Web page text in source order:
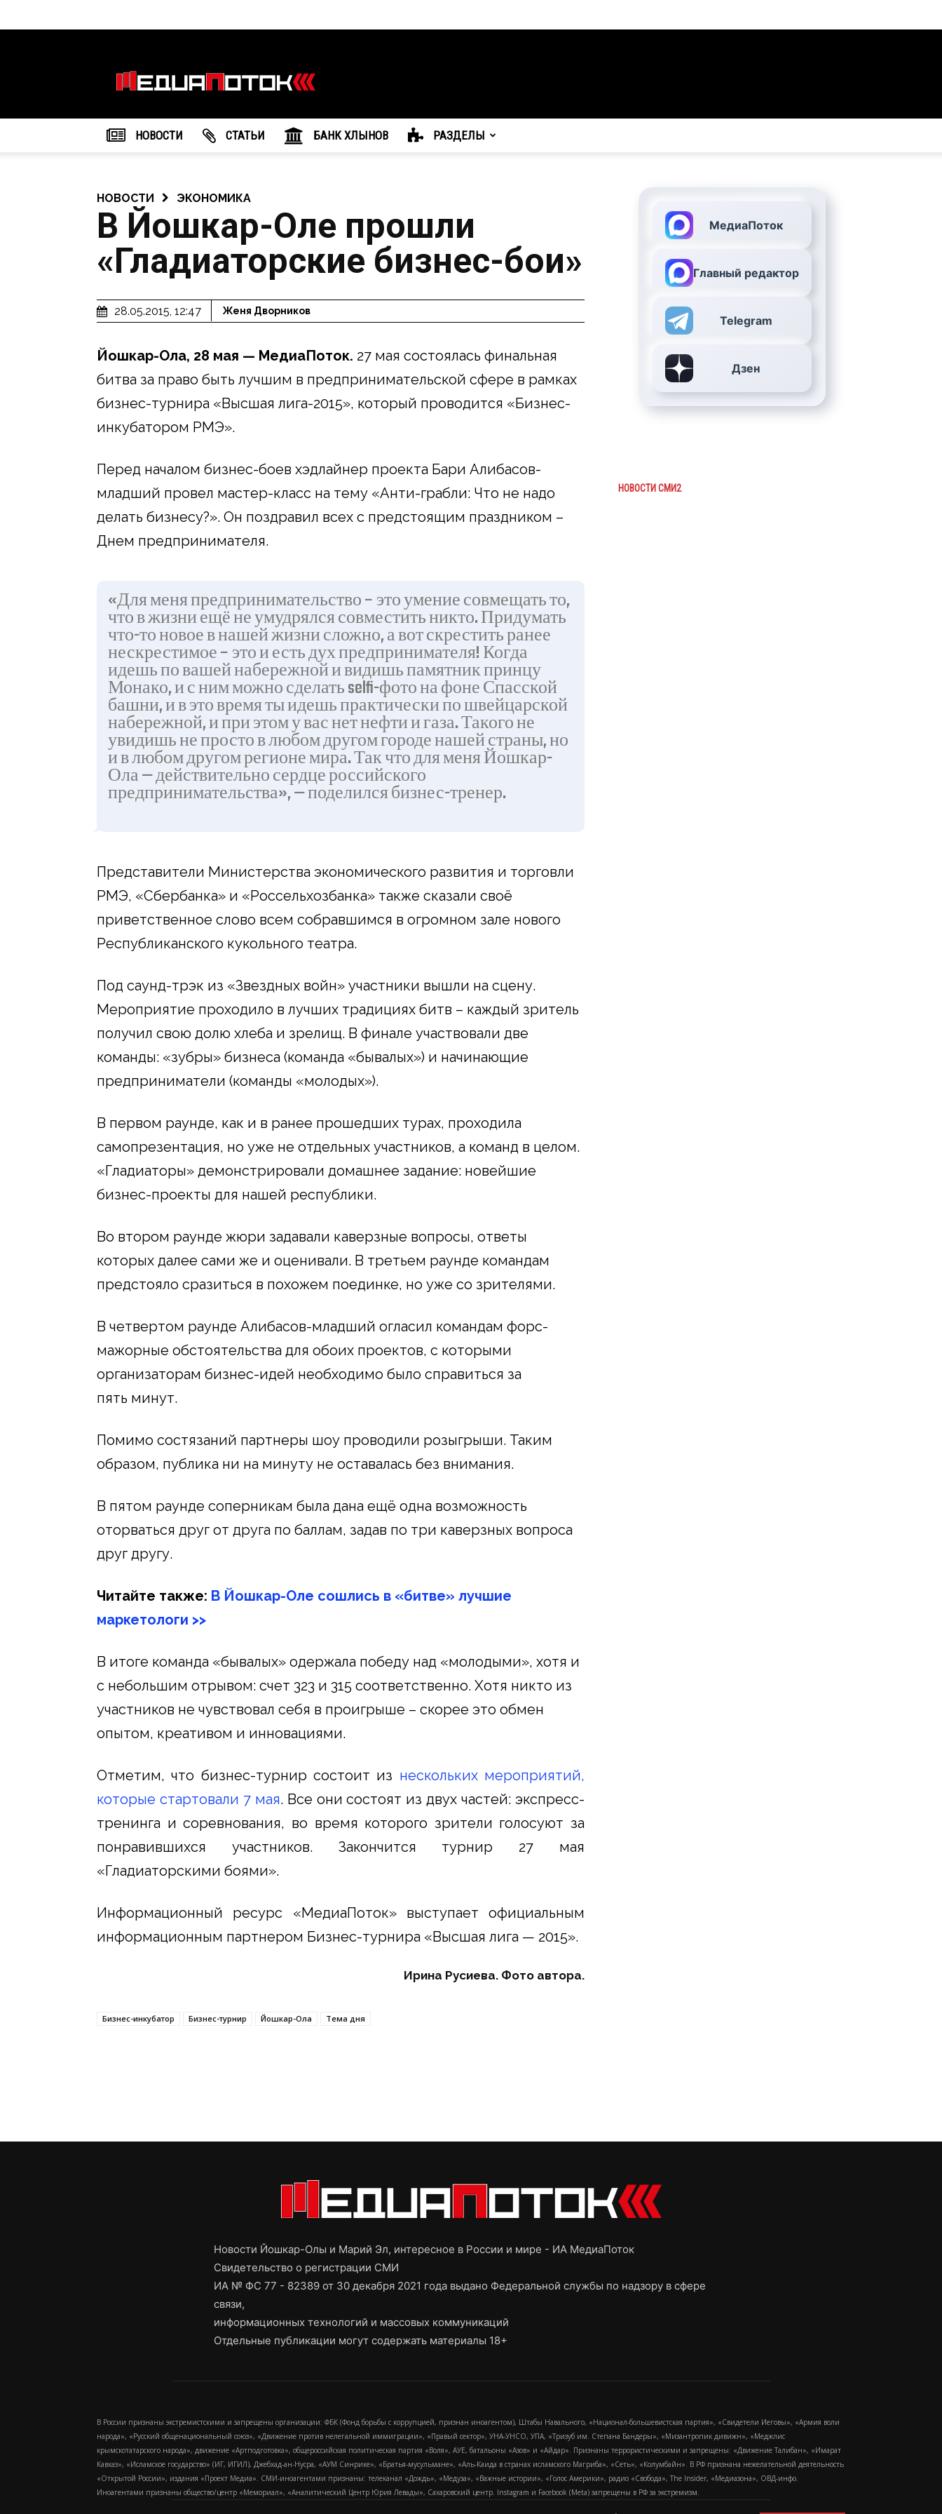
агентство
"МедиаПоток"
НОВОСТИ CТАТЬИ БАНК ХЛЫНОВ РАЗДЕЛЫ
НОВОСТИ ЭКОНОМИКА
В Йошкар-Оле прошли
«Гладиаторские бизнес-бои»
28.05.2015, 12:47 Женя Дворников
Йошкар-Ола, 28 мая — МедиаПоток. 27 мая состоялась финальная
битва за право быть лучшим в предпринимательской сфере в рамках
бизнес-турнира «Высшая лига-2015», который проводится «Бизнес-
инкубатором РМЭ».
Перед началом бизнес-боев хэдлайнер проекта Бари Алибасов-
младший провел мастер-класс на тему «Анти-грабли: Что не надо
делать бизнесу?». Он поздравил всех с предстоящим праздником –
Днем предпринимателя.
«Для меня предпринимательство – это умение совмещать то,
что в жизни ещё не умудрялся совместить никто. Придумать
что-то новое в нашей жизни сложно, а вот скрестить ранее
нескрестимое – это и есть дух предпринимателя! Когда
идешь по вашей набережной и видишь памятник принцу
Монако, и с ним можно сделатьselfi-фото на фоне Спасской
башни, и в это время ты идешь практически по швейцарской
набережной, и при этом у вас нет нефти и газа. Такого не
увидишь не просто в любом другом городе нашей страны, но
и в любом другом регионе мира. Так что для меня Йошкар-
Ола — действительно сердце российского
предпринимательства», — поделился бизнес-тренер.
Представители Министерства экономического развития и торговли
РМЭ, «Сбербанка» и «Россельхозбанка» также сказали своё
приветственное слово всем собравшимся в огромном зале нового
Республиканского кукольного театра.
Под саунд-трэк из «Звездных войн» участники вышли на сцену.
Мероприятие проходило в лучших традициях битв – каждый зритель
получил свою долю хлеба и зрелищ. В финале участвовали две
команды: «зубры» бизнеса (команда «бывалых») и начинающие
предприниматели (команды «молодых»).
В первом раунде, как и в ранее прошедших турах, проходила
самопрезентация, но уже не отдельных участников, а команд в целом.
«Гладиаторы» демонстрировали домашнее задание: новейшие
бизнес-проекты для нашей республики.
Во втором раунде жюри задавали каверзные вопросы, ответы
которых далее сами же и оценивали. В третьем раунде командам
предстояло сразиться в похожем поединке, но уже со зрителями.
В четвертом раунде Алибасов-младший огласил командам форс-
мажорные обстоятельства для обоих проектов, с которыми
организаторам бизнес-идей необходимо было справиться за
пять минут.
Помимо состязаний партнеры шоу проводили розыгрыши. Таким
образом, публика ни на минуту не оставалась без внимания.
В пятом раунде соперникам была дана ещё одна возможность
оторваться друг от друга по баллам, задав по три каверзных вопроса
друг другу.
Читайте также: В Йошкар-Оле сошлись в «битве» лучшие
маркетологи >>
В итоге команда «бывалых» одержала победу над «молодыми», хотя и
с небольшим отрывом: счет 323 и 315 соответственно. Хотя никто из
участников не чувствовал себя в проигрыше – скорее это обмен
опытом, креативом и инновациями.
Отметим, что бизнес-турнир состоит из нескольких мероприятий,
которые стартовали 7 мая. Все они состоят из двух частей: экспресс-
тренинга и соревнования, во время которого зрители голосуют за
понравившихся участников. Закончится турнир 27 мая
«Гладиаторскими боями».
Информационный ресурс «МедиаПоток» выступает официальным
информационным партнером Бизнес-турнира «Высшая лига — 2015».
Ирина Русиева. Фото автора.
Бизнес-инкубатор Бизнес-турнир Йошкар-Ола Тема дня
МедиаПоток
Главный редактор
Telegram
Дзен
НОВОСТИ СМИ2
Новости Йошкар-Олы и Марий Эл, интересное в России и мире - ИА МедиаПоток
Свидетельство о регистрации СМИ
ИА № ФС 77 - 82389 от 30 декабря 2021 года выдано Федеральной службы по надзору в сфере
связи,
информационных технологий и массовых коммуникаций
Отдельные публикации могут содержать материалы 18+
В России признаны экстремистскими и запрещены организации: ФБК (Фонд борьбы с коррупцией, признан иноагентом), Штабы Навального, «Национал-большевистская партия», «Свидетели Иеговы», «Армия воли
народа», «Русский общенациональный союз», «Движение против нелегальной иммиграции», «Правый сектор», УНА-УНСО, УПА, «Тризуб им. Степана Бандеры», «Мизантропик дивижн», «Меджлис
крымскотатарского народа», движение «Артподготовка», общероссийская политическая партия «Воля», АУЕ, батальоны «Азов» и «Айдар». Признаны террористическими и запрещены: «Движение Талибан», «Имарат
Кавказ», «Исламское государство» (ИГ, ИГИЛ), Джебхад-ан-Нусра, «АУМ Синрике», «Братья-мусульмане», «Аль-Каида в странах исламского Магриба», «Сеть», «Колумбайн». В РФ признана нежелательной деятельность
«Открытой России», издания «Проект Медиа». СМИ-иноагентами признаны: телеканал «Дождь», «Медуза», «Важные истории», «Голос Америки», радио «Свобода», The Insider, «Медиазона», ОВД-инфо.
Иноагентами признаны общество/центр «Мемориал», «Аналитический Центр Юрия Левады», Сахаровский центр. Instagram и Facebook (Metа) запрещены в РФ за экстремизм.